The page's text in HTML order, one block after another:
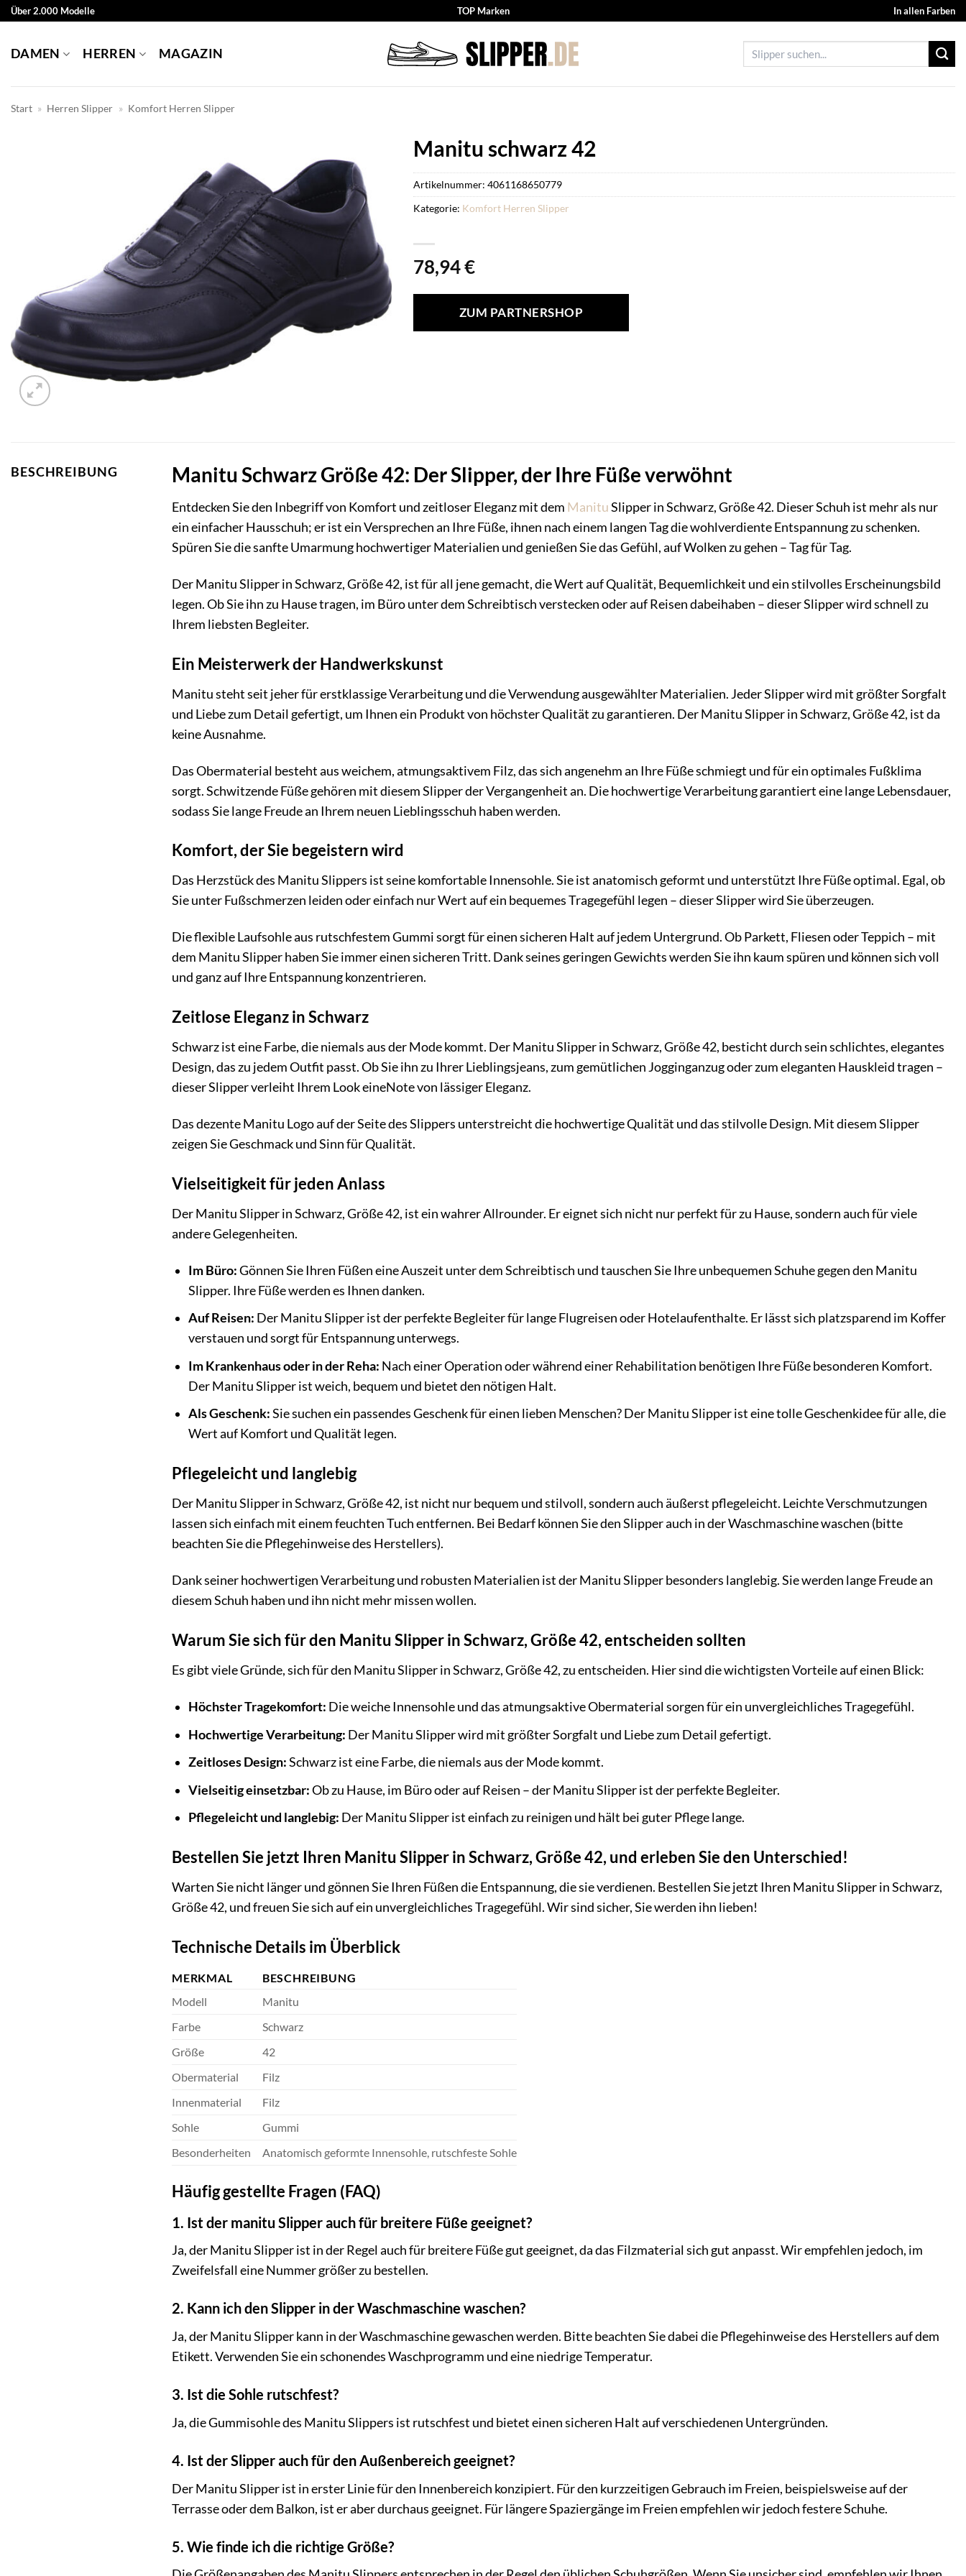
Zum
springen
Über 2.000 Modelle TOP Marken In allen Farben
DAMEN HERREN MAGAZIN
Start » Herren Slipper » Komfort Herren Slipper
Manitu schwarz 42
78,94€
ZUM PARTNERSHOP
Artikelnummer: 4061168650779
Kategorie: Komfort Herren Slipper
BESCHREIBUNG Manitu Schwarz Größe 42: Der Slipper, der Ihre Füße verwöhnt
Entdecken Sie den Inbegriff von Komfort und zeitloser Eleganz mit dem ManituSlipper in Schwarz, Größe 42. Dieser Schuh ist mehr als nur
ein einfacher Hausschuh; er ist ein Versprechen an Ihre Füße, ihnen nach einem langen Tag die wohlverdiente Entspannung zu schenken.
Spüren Sie die sanfte Umarmung hochwertiger Materialien und genießen Sie das Gefühl, auf Wolken zu gehen – Tag für Tag.
Der Manitu Slipper in Schwarz, Größe 42, ist für all jene gemacht, die Wert auf Qualität, Bequemlichkeit und ein stilvolles Erscheinungsbild
legen. Ob Sie ihn zu Hause tragen, im Büro unter dem Schreibtisch verstecken oder auf Reisen dabeihaben – dieser Slipper wird schnell zu
Ihrem liebsten Begleiter.
Ein Meisterwerk der Handwerkskunst
Manitu steht seit jeher für erstklassige Verarbeitung und die Verwendung ausgewählter Materialien. Jeder Slipper wird mit größter Sorgfalt
und Liebe zum Detail gefertigt, um Ihnen ein Produkt von höchster Qualität zu garantieren. Der Manitu Slipper in Schwarz, Größe 42, ist da
keine Ausnahme.
Das Obermaterial besteht aus weichem, atmungsaktivem Filz, das sich angenehm an Ihre Füße schmiegt und für ein optimales Fußklima
sorgt. Schwitzende Füße gehören mit diesem Slipper der Vergangenheit an. Die hochwertige Verarbeitung garantiert eine lange Lebensdauer,
sodass Sie lange Freude an Ihrem neuen Lieblingsschuh haben werden.
Komfort, der Sie begeistern wird
Das Herzstück des Manitu Slippers ist seine komfortable Innensohle. Sie ist anatomisch geformt und unterstützt Ihre Füße optimal. Egal, ob
Sie unter Fußschmerzen leiden oder einfach nur Wert auf ein bequemes Tragegefühl legen – dieser Slipper wird Sie überzeugen.
Die flexible Laufsohle aus rutschfestem Gummi sorgt für einen sicheren Halt auf jedem Untergrund. Ob Parkett, Fliesen oder Teppich – mit
dem Manitu Slipper haben Sie immer einen sicheren Tritt. Dank seines geringen Gewichts werden Sie ihn kaum spüren und können sich voll
und ganz auf Ihre Entspannung konzentrieren.
Zeitlose Eleganz in Schwarz
Schwarz ist eine Farbe, die niemals aus der Mode kommt. Der Manitu Slipper in Schwarz, Größe 42, besticht durch sein schlichtes, elegantes
Design, das zu jedem Outfit passt. Ob Sie ihn zu Ihrer Lieblingsjeans, zum gemütlichen Jogginganzug oder zum eleganten Hauskleid tragen –
dieser Slipper verleiht Ihrem Look eineNote von lässiger Eleganz.
Das dezente Manitu Logo auf der Seite des Slippers unterstreicht die hochwertige Qualität und das stilvolle Design. Mit diesem Slipper
zeigen Sie Geschmack und Sinn für Qualität.
Vielseitigkeit für jeden Anlass
Der Manitu Slipper in Schwarz, Größe 42, ist ein wahrer Allrounder. Er eignet sich nicht nur perfekt für zu Hause, sondern auch für viele
andere Gelegenheiten.
Im Büro:Gönnen Sie Ihren Füßen eine Auszeit unter dem Schreibtisch und tauschen Sie Ihre unbequemen Schuhe gegen den Manitu
Slipper. Ihre Füße werden es Ihnen danken.
Auf Reisen: Der Manitu Slipper ist der perfekte Begleiter für lange Flugreisen oder Hotelaufenthalte. Er lässt sich platzsparend im Koffer
verstauen und sorgt für Entspannung unterwegs.
Im Krankenhaus oder in der Reha: Nach einer Operation oder während einer Rehabilitation benötigen Ihre Füße besonderen Komfort.
Der Manitu Slipper ist weich, bequem und bietet den nötigen Halt.
Als Geschenk:Sie suchen ein passendes Geschenk für einen lieben Menschen? Der Manitu Slipper ist eine tolle Geschenkidee für alle, die
Wert auf Komfort und Qualität legen.
Pflegeleicht und langlebig
Der Manitu Slipper in Schwarz, Größe 42, ist nicht nur bequem und stilvoll, sondern auch äußerst pflegeleicht. Leichte Verschmutzungen
lassen sich einfach mit einem feuchten Tuch entfernen. Bei Bedarf können Sie den Slipper auch in der Waschmaschine waschen (bitte
beachten Sie die Pflegehinweise des Herstellers).
Dank seiner hochwertigen Verarbeitung und robusten Materialien ist der Manitu Slipper besonders langlebig. Sie werden lange Freude an
diesem Schuh haben und ihn nicht mehr missen wollen.
Warum Sie sich für den Manitu Slipper in Schwarz, Größe 42, entscheiden sollten
Es gibt viele Gründe, sich für den Manitu Slipper in Schwarz, Größe 42, zu entscheiden. Hier sind die wichtigsten Vorteile auf einen Blick:
Höchster Tragekomfort: Die weiche Innensohle und das atmungsaktive Obermaterial sorgen für ein unvergleichliches Tragegefühl.
Hochwertige Verarbeitung: Der Manitu Slipper wird mit größter Sorgfalt und Liebe zum Detail gefertigt.
Zeitloses Design:Schwarz ist eine Farbe, die niemals aus der Mode kommt.
Vielseitig einsetzbar:Ob zu Hause, im Büro oder auf Reisen – der Manitu Slipper ist der perfekte Begleiter.
Pflegeleicht und langlebig: Der Manitu Slipper ist einfach zu reinigen und hält bei guter Pflege lange.
Bestellen Sie jetzt Ihren Manitu Slipper in Schwarz, Größe 42, und erleben Sie den Unterschied!
Warten Sie nicht länger und gönnen Sie Ihren Füßen die Entspannung, die sie verdienen. Bestellen Sie jetzt Ihren Manitu Slipper in Schwarz,
Größe 42, und freuen Sie sich auf ein unvergleichliches Tragegefühl. Wir sind sicher, Sie werden ihn lieben!
Technische Details im Überblick
MERKMAL
BESCHREIBUNG
Modell
Manitu
Farbe
Schwarz
Größe
42
Obermaterial
Filz
Innenmaterial
Filz
Sohle
Gummi
Besonderheiten
Anatomisch geformte Innensohle, rutschfeste Sohle
Häufig gestellte Fragen (FAQ)
1. Ist der manitu Slipper auch für breitere Füße geeignet?
Ja, der Manitu Slipper ist in der Regel auch für breitere Füße gut geeignet, da das Filzmaterial sich gut anpasst. Wir empfehlen jedoch, im
Zweifelsfall eine Nummer größer zu bestellen.
2. Kann ich den Slipper in der Waschmaschine waschen?
Ja, der Manitu Slipper kann in der Waschmaschine gewaschen werden. Bitte beachten Sie dabei die Pflegehinweise des Herstellers auf dem
Etikett. Verwenden Sie ein schonendes Waschprogramm und eine niedrige Temperatur.
3. Ist die Sohle rutschfest?
Ja, die Gummisohle des Manitu Slippers ist rutschfest und bietet einen sicheren Halt auf verschiedenen Untergründen.
4. Ist der Slipper auch für den Außenbereich geeignet?
Der Manitu Slipper ist in erster Linie für den Innenbereich konzipiert. Für den kurzzeitigen Gebrauch im Freien, beispielsweise auf der
Terrasse oder dem Balkon, ist er aber durchaus geeignet. Für längere Spaziergänge im Freien empfehlen wir jedoch festere Schuhe.
5. Wie finde ich die richtige Größe?